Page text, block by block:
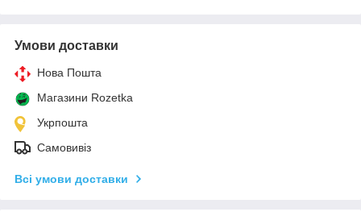
Умови доставки
Нова Пошта
Магазини Rozetka
Укрпошта
Самовивіз
Всі умови доставки